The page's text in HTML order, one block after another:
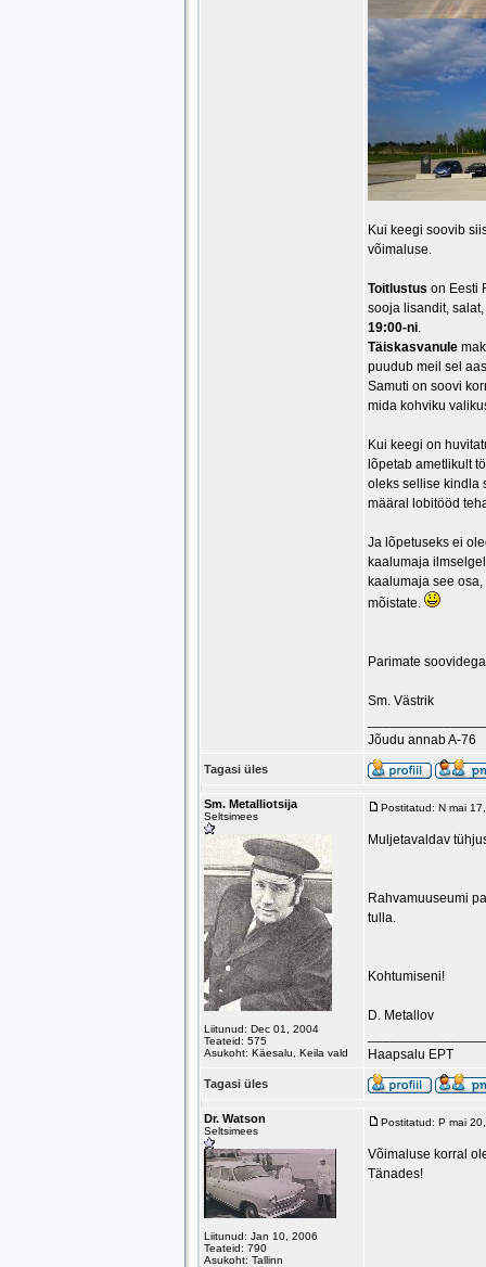
Kui keegi soovib
võimaluse.
Toitlustus on Eesti
sooja lisandit,
19:00-ni.
Täiskasvanule
puudub meil sel
Samuti on soovi
mida kohviku
Kui keegi on
lõpetab ametlikult
oleks sellise kindla
määral lobitööd
Ja lõpetuseks ei
kaalumaja
kaalumaja see
mõistate.
Parimate
Sm. Västrik
Jõudu annab A-76
Tagasi üles
Sm. Metalliotsija
Seltsimees
Liitunud: Dec 01, 2004
Teateid: 575
Asukoht: Käesalu, Keila vald
Postitatud: N mai
Muljetavaldav
Rahvamuuseumi
tulla.
Kohtumiseni!
D. Metallov
Haapsalu EPT
Tagasi üles
Dr. Watson
Seltsimees
Liitunud: Jan 10, 2006
Teateid: 790
Asukoht: Tallinn
Postitatud: P mai
Võimaluse korral
Tänades!